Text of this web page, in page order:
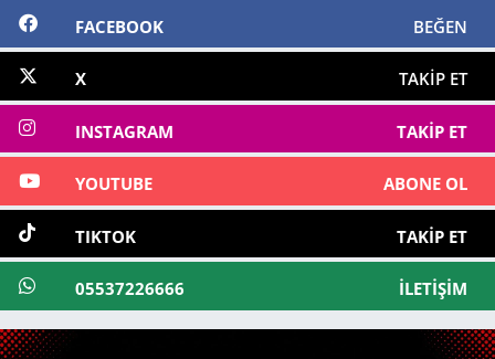
FACEBOOK BEĞEN
X TAKIP ET
INSTAGRAM TAKIP ET
YOUTUBE ABONE OL
TIKTOK TAKIP ET
05537226666 İLETIŞIM